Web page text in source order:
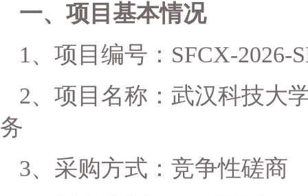
一、项目基本情况
1、项目编号： SFCX-2026-
2、项目名称： 武汉科技大
务
3、采购方式：竞争性磋商